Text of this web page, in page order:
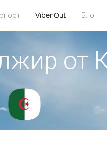
Viber Out Блог
от